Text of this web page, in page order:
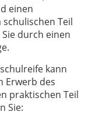
einen
Teil
durch einen
kann
Erwerb des
praktischen Teil
Sie: